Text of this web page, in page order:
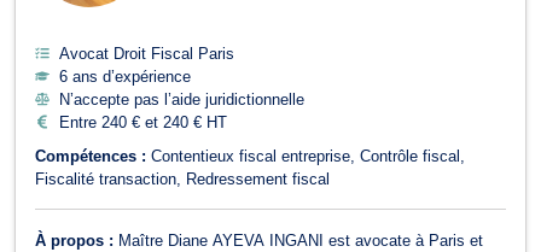
Avocat Droit Fiscal Paris
6 ans d’expérience
N’accepte pas l’aide juridictionnelle
Entre 240 € et 240 € HT
Compétences : Contentieux fiscal entreprise Contrôle fiscal
Fiscalité transaction
Redressement fiscal
À propos : Maître Diane AYEVA INGANI est avocate à Paris et